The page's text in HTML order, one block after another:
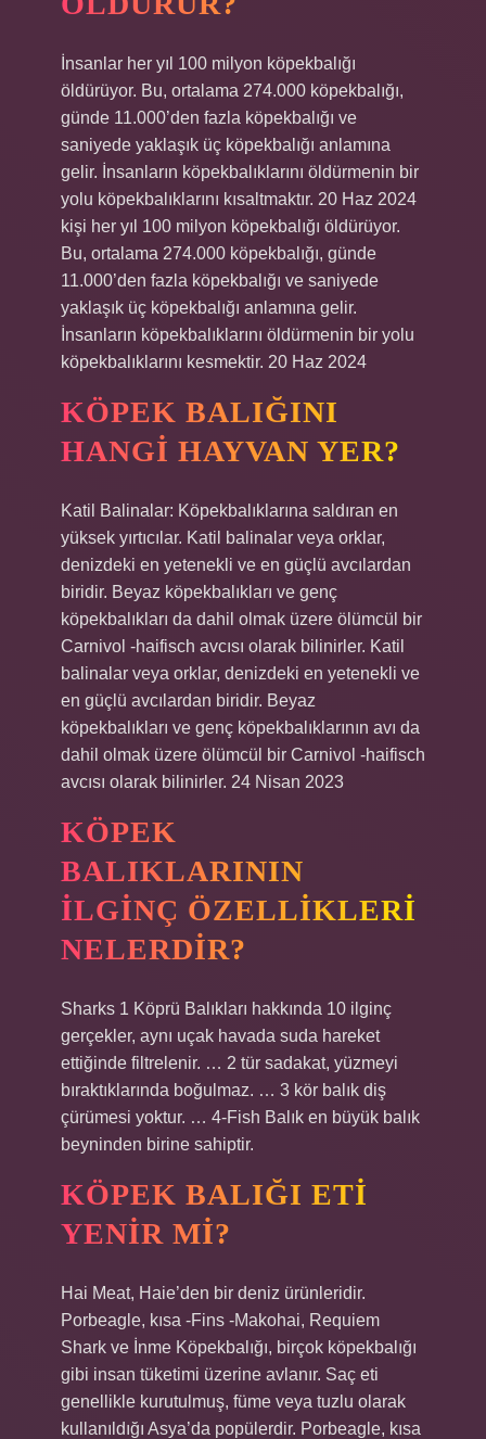
İnsanlar her yıl 100 milyon köpekbalığı
öldürüyor. Bu, ortalama 274.000 köpekbalığı,
günde 11.000’den fazla köpekbalığı ve
saniyede yaklaşık üç köpekbalığı anlamına
gelir. İnsanların köpekbalıklarını öldürmenin bir
yolu köpekbalıklarını kısaltmaktır. 20 Haz 2024
kişi her yıl 100 milyon köpekbalığı öldürüyor.
Bu, ortalama 274.000 köpekbalığı, günde
11.000’den fazla köpekbalığı ve saniyede
yaklaşık üç köpekbalığı anlamına gelir.
İnsanların köpekbalıklarını öldürmenin bir yolu
köpekbalıklarını kesmektir. 20 Haz 2024
KÖPEK BALIĞINI
HANGI HAYVAN YER?
Katil Balinalar: Köpekbalıklarına saldıran en
yüksek yırtıcılar. Katil balinalar veya orklar,
denizdeki en yetenekli ve en güçlü avcılardan
biridir. Beyaz köpekbalıkları ve genç
köpekbalıkları da dahil olmak üzere ölümcül bir
Carnivol -haifisch avcısı olarak bilinirler. Katil
balinalar veya orklar, denizdeki en yetenekli ve
en güçlü avcılardan biridir. Beyaz
köpekbalıkları ve genç köpekbalıklarının avı da
dahil olmak üzere ölümcül bir Carnivol -haifisch
avcısı olarak bilinirler. 24 Nisan 2023
KÖPEK
BALIKLARININ
ILGINÇ ÖZELLIKLERI
NELERDIR?
Sharks 1 Köprü Balıkları hakkında 10 ilginç
gerçekler, aynı uçak havada suda hareket
ettiğinde filtrelenir. … 2 tür sadakat, yüzmeyi
bıraktıklarında boğulmaz. … 3 kör balık diş
çürümesi yoktur. … 4-Fish Balık en büyük balık
beyninden birine sahiptir.
KÖPEK BALIĞI ETI
YENIR MI?
Hai Meat, Haie’den bir deniz ürünleridir.
Porbeagle, kısa -Fins -Makohai, Requiem
Shark ve İnme Köpekbalığı, birçok köpekbalığı
gibi insan tüketimi üzerine avlanır. Saç eti
genellikle kurutulmuş, füme veya tuzlu olarak
kullanıldığı Asya’da popülerdir. Porbeagle, kısa